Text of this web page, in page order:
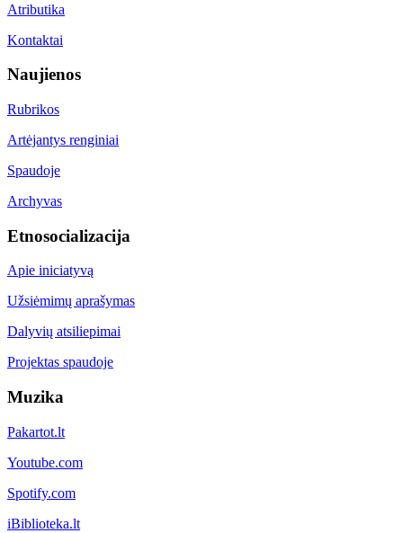
Atributika
Kontaktai
Naujienos
Rubrikos
Artėjantys renginiai
Spaudoje
Archyvas
Etnosocializacija
Apie iniciatyvą
Užsiėmimų aprašymas
Dalyvių atsiliepimai
Projektas spaudoje
Muzika
Pakartot.lt
Youtube.com
Spotify.com
iBiblioteka.lt